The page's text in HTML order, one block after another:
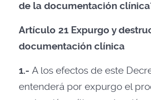
de la documentación
Artículo 21 Expurgo y
documentación clínica
1.- A los efectos de este
entenderá por expurgo el